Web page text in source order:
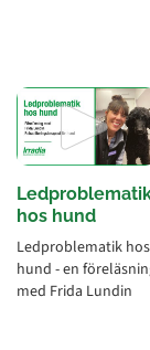
hos hund
Ledproblematik hos
hund - en
med Frida Lundin